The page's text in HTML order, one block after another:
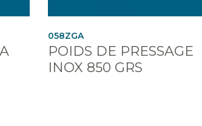
058ZGA
POIDS DE PRESSAGE
INOX 850 GRS